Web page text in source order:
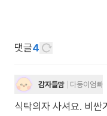
댓글4
감자들맘 다둥이엄빠
식탁의자 사셔요. 비싼